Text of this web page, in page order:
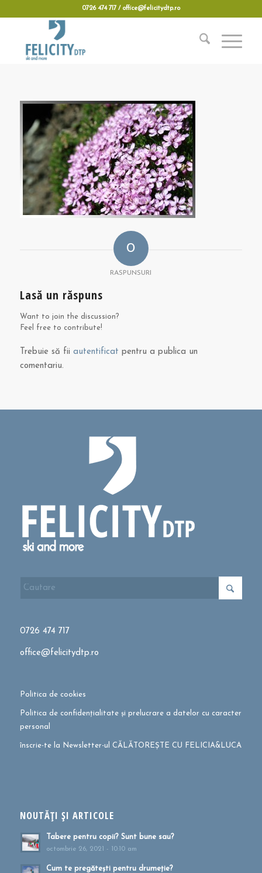
0726 474 717 / office@felicitydtp.ro
0
RASPUNSURI
Lasă un răspuns
Want to join the discussion?
Feel free to contribute!
Trebuie să fii autentificat pentru a publica un
comentariu.
0726 474 717
office@felicitydtp.ro
Politica de cookies
Politica de confidențialitate și prelucrare a datelor cu caracter
personal
înscrie-te la Newsletter-ul CĂLĂTOREȘTE CU FELICIA&LUCA
NOUTĂȚI ȘI ARTICOLE
Tabere pentru copii? Sunt bune sau?
octombrie 26, 2021 - 10:10 am
Cum te pregătești pentru drumeție?